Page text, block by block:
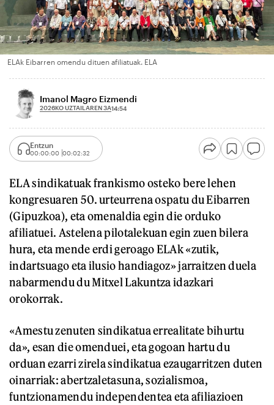
ELAk Eibarren omendu dituen afiliatuak. ELA
Imanol Magro Eizmendi
2026KO UZTAILAREN 3A14:54
Entzun
00:00:00 00:02:32
ELA sindikatuak frankismo osteko bere lehen
kongresuaren 50. urteurrena ospatu du Eibarren
(Gipuzkoa), eta omenaldia egin die orduko
afiliatuei. Astelena pilotalekuan egin zuen bilera
hura, eta mende erdi geroago ELAk «zutik,
indartsuago eta ilusio handiagoz» jarraitzen duela
nabarmendu du Mitxel Lakuntza idazkari
orokorrak.
«Amestu zenuten sindikatua errealitate bihurtu
da», esan die omenduei, eta gogoan hartu du
orduan ezarri zirela sindikatua ezaugarritzen duten
oinarriak: abertzaletasuna, sozialismoa,
funtzionamendu independentea eta afiliazioen